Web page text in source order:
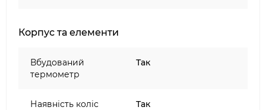
Корпус та елементи
Вбудований
термометр
Так
Наявність коліс Так